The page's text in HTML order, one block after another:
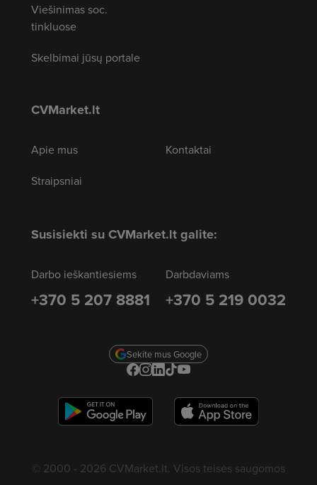
Viešinimas soc.
tinkluose
Skelbimai jūsų portale
CVMarket.lt
Apie mus
Straipsniai
Kontaktai
Susisiekti su CVMarket.lt galite:
Darbo ieškantiesiems
+370 5 207 8881
Darbdaviams
+370 5 219 0032
Sekite mus Google
© 2000 - 2026 CVMarket.lt. Visos teisės saugomos